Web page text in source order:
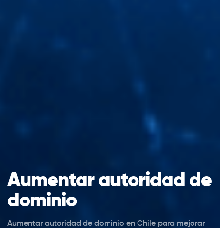
Aumentar autoridad de
dominio
Aumentar autoridad de dominio en Chile para mejorar